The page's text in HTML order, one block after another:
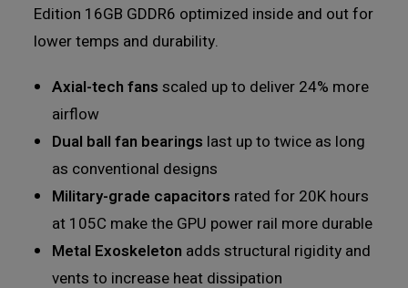
Edition 16GB GDDR6 optimized inside and out for
lower temps and durability.
Axial-tech fans scaled up to deliver 24% more
airflow
Dual ball fan bearings last up to twice as long
as conventional designs
Military-grade capacitors rated for 20K hours
at 105C make the GPU power rail more durable
Metal Exoskeleton adds structural rigidity and
vents to increase heat dissipation